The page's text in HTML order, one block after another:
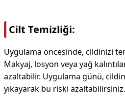
Cilt Temizliği:
Uygulama öncesinde, cildinizi
Makyaj, losyon veya yağ
azaltabilir. Uygulama günü,
yıkayarak bu riski azaltabilirsiniz.